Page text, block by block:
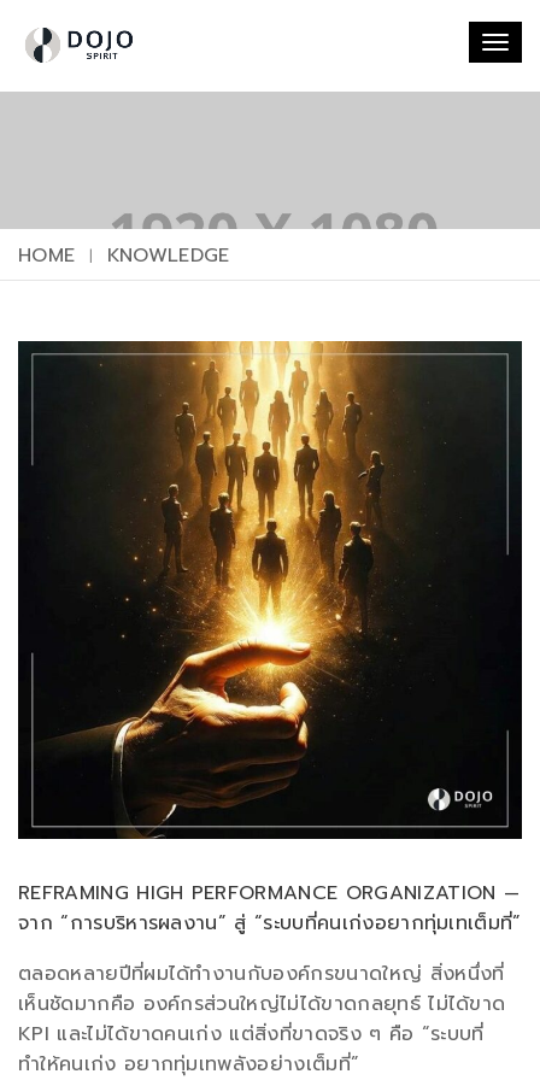
HOME KNOWLEDGE
REFRAMING HIGH PERFORMANCE ORGANIZATION —
จาก “การบริหารผลงาน” สู่ “ระบบที่คนเก่งอยากทุ่มเทเต็มที่”
ตลอดหลายปีที่ผมได้ทำงานกับองค์กรขนาดใหญ่ สิ่งหนึ่งที่
เห็นชัดมากคือ องค์กรส่วนใหญ่ไม่ได้ขาดกลยุทธ์ ไม่ได้ขาด
KPI และไม่ได้ขาดคนเก่ง แต่สิ่งที่ขาดจริง ๆ คือ “ระบบที่
ทำให้คนเก่ง อยากทุ่มเทพลังอย่างเต็มที่”